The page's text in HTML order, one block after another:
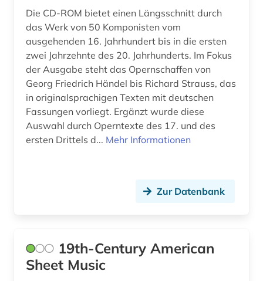
bilddatenbank (1)
bildnis (1)
bildpostkarte (1)
bildung (1)
bildungsforschung (1)
biografie (13)
biographien (1)
bittinger (1)
bohmen (1)
Spanien (4)
Suedasien (1)
Tuerkei (1)
USA (12)
Die CD-ROM bietet einen Längsschnitt durch
das Werk von 50 Komponisten vom
ausgehenden 16. Jahrhundert bis in die ersten
zwei Jahrzehnte des 20. Jahrhunderts. Im Fokus
der Ausgabe steht das Opernschaffen von
Georg Friedrich Händel bis Richard Strauss, das
in originalsprachigen Texten mit deutschen
Fassungen vorliegt. Ergänzt wurde diese
Auswahl durch Operntexte des 17. und des
ersten Drittels d... Mehr Informationen
Zur Datenbank
19th-Century American
Sheet Music